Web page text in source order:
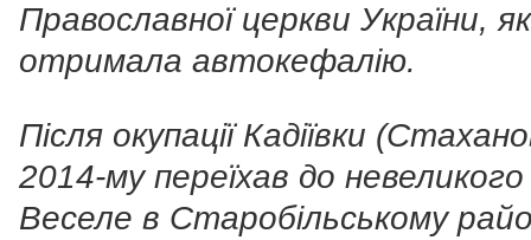
Православної церкви України,
отримала автокефалію.
Після окупації Кадіївки
2014-му переїхав до
Веселе в Старобільському